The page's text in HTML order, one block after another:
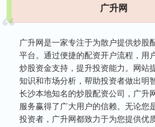
广升网
广升网是一家专注于为散户提供炒股
平台。通过便捷的配资开户流程，用
炒股资金支持，提升投资能力。网站
知识和市场分析，帮助投资者做出明
长沙本地知名的炒股配资公司，广升
服务赢得了广大用户的信赖。无论您
投资者，广升网都致力于为您提供优